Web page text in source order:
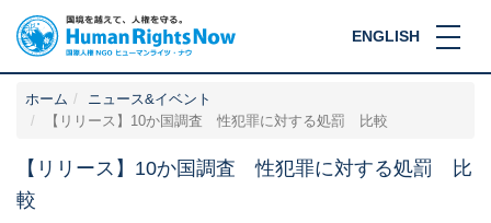
ENGLISH
ホーム
ニュース&イベント
【リリース】10か国調査 性犯罪に対する処罰 比較
【リリース】10か国調査 性犯罪に対する処罰 比
較